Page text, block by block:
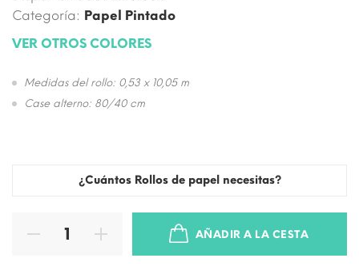
Categoría: Papel Pintado
VER OTROS COLORES
Medidas del rollo: 0,53 x 10,05 m
Case alterno: 80/40 cm
¿Cuántos Rollos de papel necesitas?
AÑADIR A LA CESTA